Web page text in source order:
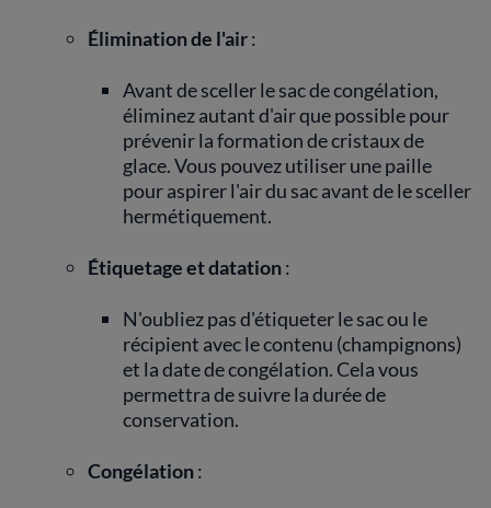
Élimination de l'air:
Avant de sceller le sac de congélation,
éliminez autant d'air que possible pour
prévenir la formation de cristaux de
glace. Vous pouvez utiliser une paille
pour aspirer l'air du sac avant de le sceller
hermétiquement.
Étiquetage et datation:
N'oubliez pas d'étiqueter le sac ou le
récipient avec le contenu (champignons)
et la date de congélation. Cela vous
permettra de suivre la durée de
conservation.
Congélation: